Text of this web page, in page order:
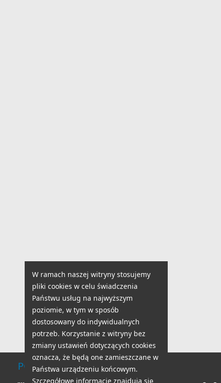
POMOC TECHNICZNA
W ramach naszej witryny stosujemy
pliki cookies w celu świadczenia
Państwu usług na najwyższym
poziomie, w tym w sposób
dostosowany do indywidualnych
potrzeb. Korzystanie z witryny bez
zmiany ustawień dotyczących cookies
oznacza, że będą one zamieszczane w
Państwa urządzeniu końcowym.
Szczegółowe informacje znajdują się